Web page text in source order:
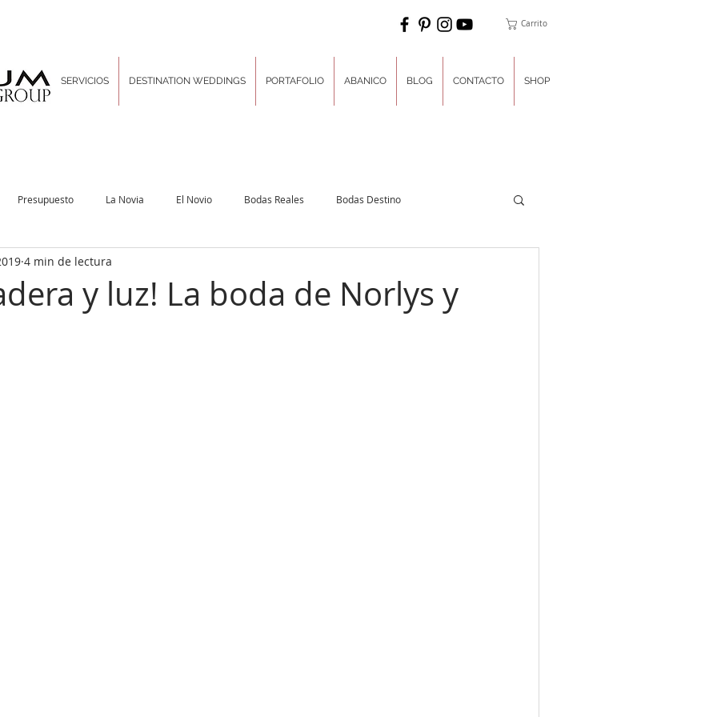
Carrito
SERVICIOS DESTINATION WEDDINGS PORTAFOLIO ABANICO BLOG CONTACTO SHOP
Presupuesto La Novia El Novio Bodas Reales Bodas Destino
Decoración & Diseño
y luz! La boda de Norlys y
4 min de lectura